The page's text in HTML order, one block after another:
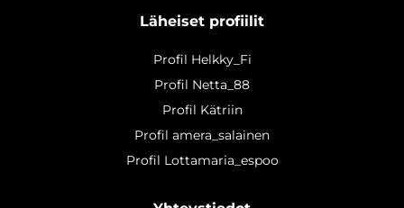
Läheiset profiilit
Profil Helkky_Fi
Profil Netta_88
Profil Kätriin
Profil amera_salainen
Profil Lottamaria_espoo